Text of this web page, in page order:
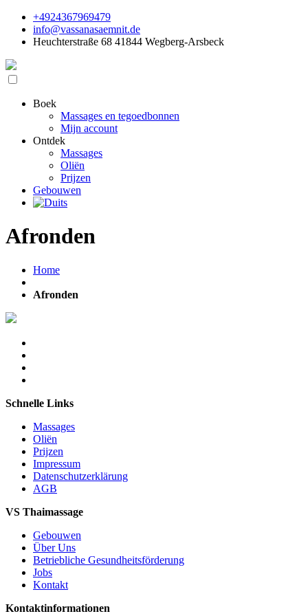
+4924367969479
info@vassanasaemnit.de
Heuchterstraße 68 41844 Wegberg-Arsbeck
Boek
Massages en tegoedbonnen
Mijn account
Ontdek
Massages
Oliën
Prijzen
Gebouwen
Afronden
Home
Afronden
Schnelle Links
Massages
Oliën
Prijzen
Impressum
Datenschutzerklärung
AGB
VS Thaimassage
Gebouwen
Über Uns
Betriebliche Gesundheitsförderung
Jobs
Kontakt
Kontaktinformationen